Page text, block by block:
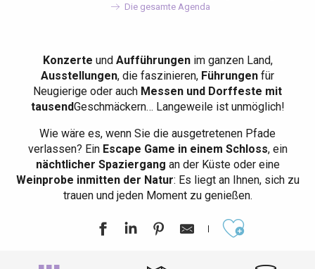
Die gesamte Agenda
Konzerte und Aufführungenim ganzen Land,
Ausstellungen, die faszinieren, Führungen für
Neugierige oder auch Messen und Dorffeste mit
tausendGeschmäckern… Langeweile ist unmöglich!
Wie wäre es, wenn Sie die ausgetretenen Pfade
verlassen? EinEscape Game in einem Schloss, ein
nächtlicher Spaziergang an der Küste oder eine
Weinprobe inmitten der Natur: Es liegt an Ihnen, sich zu
trauen und jeden Moment zu genießen.